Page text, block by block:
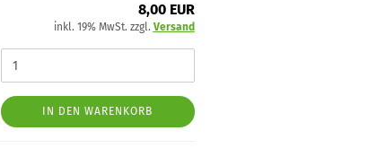
8,00 EUR
inkl. 19% MwSt. zzgl. Versand
IN DEN WARENKORB